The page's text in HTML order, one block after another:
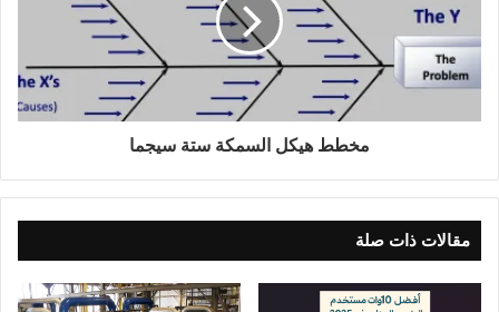
مخطط هيكل السمكة ستة سيجما
مقالات ذات صلة